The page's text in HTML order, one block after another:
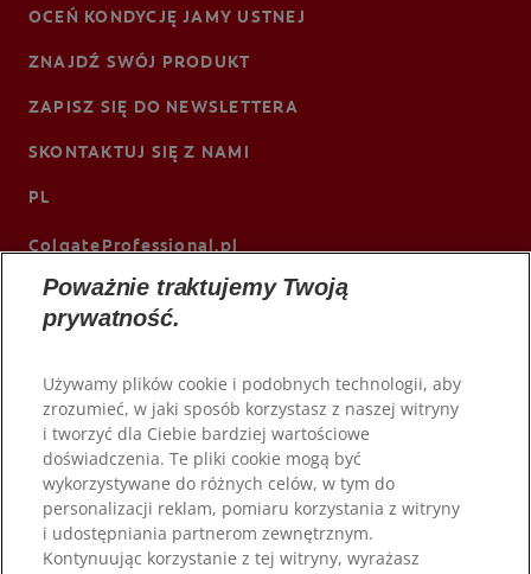
OCEŃ KONDYCJĘ JAMY USTNEJ
ZNAJDŹ SWÓJ PRODUKT
ZAPISZ SIĘ DO NEWSLETTERA
SKONTAKTUJ SIĘ Z NAMI
PL
ColgateProfessional.pl
© 2026 Colgate-Palmolive Company. Wszelkie prawa
zastrzeżone.
Poważnie traktujemy Twoją
prywatność.
Używamy plików cookie i podobnych technologii, aby
zrozumieć, w jaki sposób korzystasz z naszej witryny
i tworzyć dla Ciebie bardziej wartościowe
doświadczenia. Te pliki cookie mogą być
wykorzystywane do różnych celów, w tym do
personalizacji reklam, pomiaru korzystania z witryny
i udostępniania partnerom zewnętrznym.
Kontynuując korzystanie z tej witryny, wyrażasz